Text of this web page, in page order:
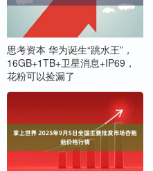
思考资本 华为诞生“跳水王”，
16GB+1TB+卫星消息+IP69，
花粉可以捡漏了